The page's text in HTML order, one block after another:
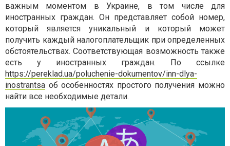
важным моментом в Украине, в том числе для
иностранных граждан. Он представляет собой номер,
который является уникальный и который может
получить каждый налогоплательщик при определенных
обстоятельствах. Соответствующая возможность также
есть у иностранных граждан. По ссылке
https://pereklad.ua/poluchenie-dokumentov/inn-dlya-
inostrantsa об особенностях простого получения можно
найти все необходимые детали.